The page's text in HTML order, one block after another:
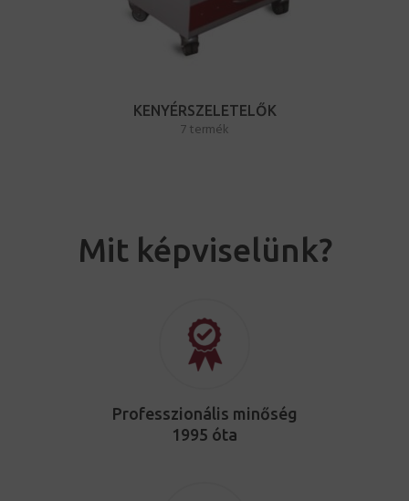
KENYÉRSZELETELŐK
7 termék
Mit képviselünk?
Professzionális minőség
1995 óta